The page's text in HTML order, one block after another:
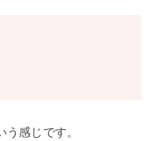
感じです。